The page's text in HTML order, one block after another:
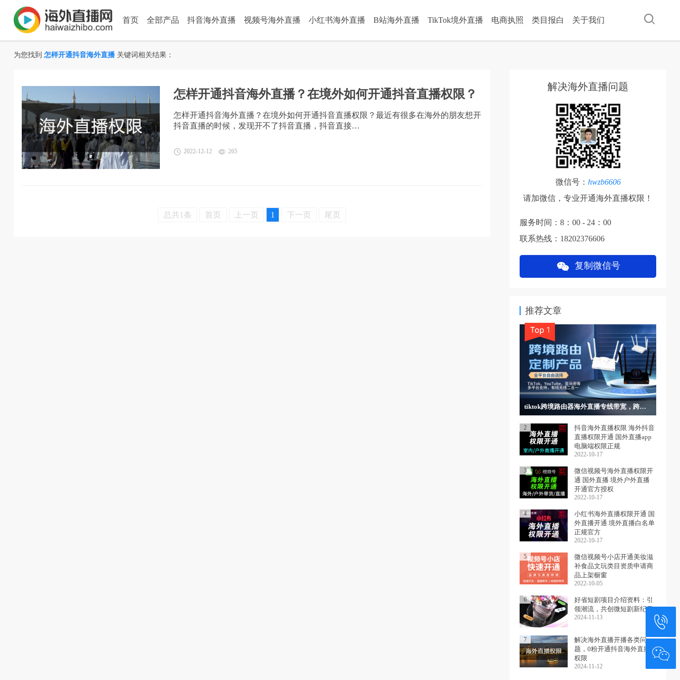
首页 全部产品 抖音海外直播 视频号海外直播 小红书海外直播 B站海外直播 TikTok境外直播 电商执照 类目报白 关于我们
为您找到 怎样开通抖音海外直播关键词相关结果：
怎样开通抖音海外直播？在境外如何开通抖音直播权限？
怎样开通抖音海外直播？在境外如何开通抖音直播权限？最近有很多在海外的朋友想开
抖音直播的时候，发现开不了抖音直播，抖音直接…
2022-12-12 265
总共1条 首页 上一页 1 下一页 尾页
解决海外直播问题
微信号： hwzb6606
请加微信，专业开通海外直播权限！
服务时间：8：00 - 24：00
联系热线：18202376606
复制微信号
推荐文章
tiktok跨境路由器海外直播专线带宽，跨境电商，独立IP网络稳定
2
抖音海外直播权限 海外抖音
直播权限开通 国外直播app
电脑端权限正规
2022-10-17
3
微信视频号海外直播权限开
通 国外直播 境外户外直播
开通官方授权
2022-10-17
4
小红书海外直播权限开通 国
外直播开通 境外直播白名单
正规官方
2022-10-17
5
微信视频号小店开通美妆滋
补食品文玩类目资质申请商
品上架橱窗
2022-10-05
6
好省短剧项目介绍资料：引
领潮流，共创微短剧新纪元
2024-11-13
7
‌解决海外直播开播各类问
题，0粉开通抖音海外直播
权限
2024-11-12